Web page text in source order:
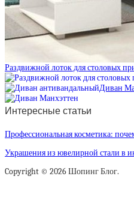
Раздвижной лоток для столовых
Диван
Интересные статьи
Профессиональная косметика:
Украшения из ювелирной стали в
Copyright © 2026 Шопинг Блог.